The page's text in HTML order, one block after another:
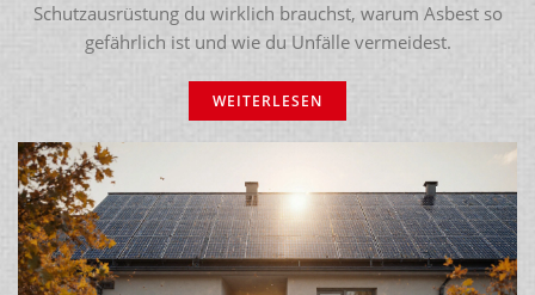
Schutzausrüstung du wirklich brauchst, warum Asbest so
gefährlich ist und wie du Unfälle vermeidest.
WEITERLESEN